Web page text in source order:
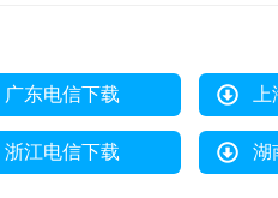
广东电信下载
浙江电信下载 湖